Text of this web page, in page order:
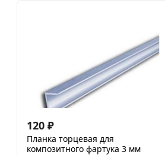
120 ₽
Планка торцевая для
композитного фартука 3 мм